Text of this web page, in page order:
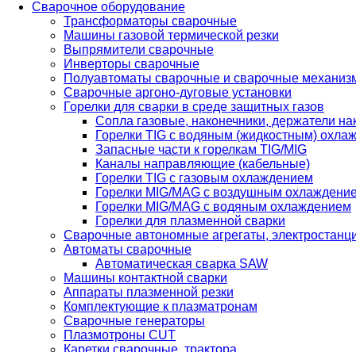
Сварочное оборудование
Трансформаторы сварочные
Машины газовой термической резки
Выпрямители сварочные
Инверторы сварочные
Полуавтоматы сварочные и сварочные
Сварочные аргоно-дуговые установки
Горелки для сварки в среде защитных газов
Сопла газовые, наконечники, держатели
Горелки TIG с водяным (жидкостным)
Запасные части к горелкам TIG/MIG
Каналы направляющие (кабельные)
Горелки TIG с газовым охлаждением
Горелки MIG/MAG с воздушным
Горелки MIG/MAG с водяным охлаждением
Горелки для плазменной сварки
Сварочные автономные агрегаты,
Автоматы сварочные
Автоматическая сварка SAW
Машины контактной сварки
Аппараты плазменной резки
Комплектующие к плазматронам
Сварочные генераторы
Плазмотроны CUT
Каретки сварочные, трактора